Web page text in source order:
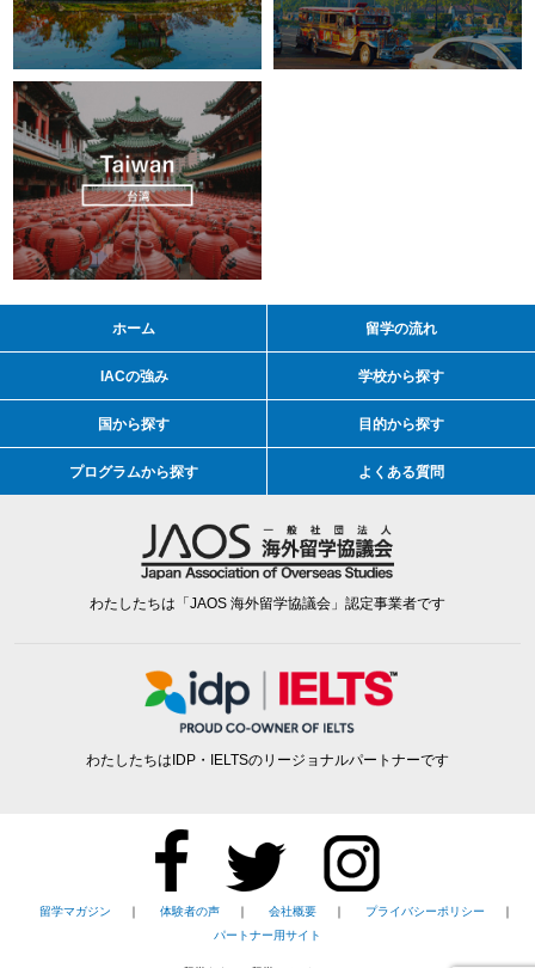
ホーム 留学の流れ
IACの強み 学校から探す
国から探す 目的から探す
プログラムから探す よくある質問
わたしたちは「JAOS 海外留学協議会」認定事業者です
わたしたちはIDP・IELTSのリージョナルパートナーです
留学マガジン ｜ 体験者の声 ｜ 会社概要 ｜ プライバシーポリシー
｜
パートナー用サイト